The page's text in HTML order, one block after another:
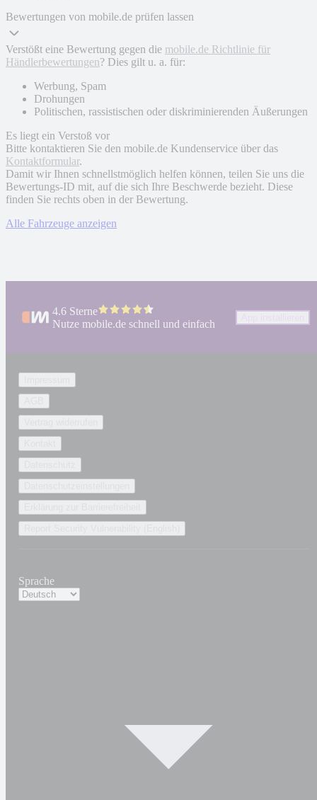
Bewertungen von mobile.de prüfen lassen
Verstößt eine Bewertung gegen die mobile.de Richtlinie für
Händlerbewertungen? Dies gilt u. a. für:
Werbung, Spam
Drohungen
Politischen, rassistischen oder diskriminierenden Äußerungen
Es liegt ein Verstoß vor
Bitte kontaktieren Sie den mobile.de Kundenservice über das
Kontaktformular.
Damit wir Ihnen schnellstmöglich helfen können, teilen Sie uns die
Bewertungs-ID mit, auf die sich Ihre Beschwerde bezieht. Diese
finden Sie rechts oben in der Bewertung.
Alle Fahrzeuge anzeigen
4.6 Sterne
Nutze mobile.de schnell und einfach
Sprache